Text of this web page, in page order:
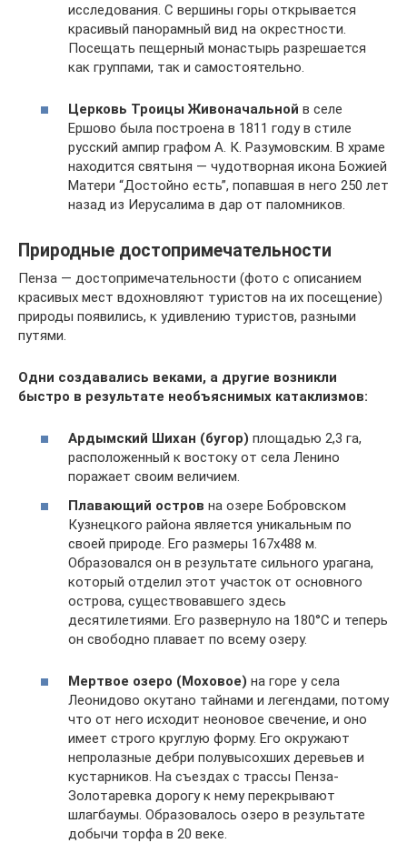
исследования. С вершины горы открывается
красивый панорамный вид на окрестности.
Посещать пещерный монастырь разрешается
как группами, так и самостоятельно.
Церковь Троицы Живоначальной в селе
Ершово была построена в 1811 году в стиле
русский ампир графом А. К. Разумовским. В храме
находится святыня — чудотворная икона Божией
Матери “Достойно есть”, попавшая в него 250 лет
назад из Иерусалима в дар от паломников.
Природные достопримечательности
Пенза — достопримечательности (фото с описанием
красивых мест вдохновляют туристов на их посещение)
природы появились, к удивлению туристов, разными
путями.
Одни создавались веками, а другие возникли
быстро в результате необъяснимых катаклизмов:
Ардымский Шихан (бугор) площадью 2,3 га,
расположенный к востоку от села Ленино
поражает своим величием.
Плавающий остров на озере Бобровском
Кузнецкого района является уникальным по
своей природе. Его размеры 167х488 м.
Образовался он в результате сильного урагана,
который отделил этот участок от основного
острова, существовавшего здесь
десятилетиями. Его развернуло на 180°C и теперь
он свободно плавает по всему озеру.
Мертвое озеро (Моховое) на горе у села
Леонидово окутано тайнами и легендами, потому
что от него исходит неоновое свечение, и оно
имеет строго круглую форму. Его окружают
непролазные дебри полувысохших деревьев и
кустарников. На съездах с трассы Пенза-
Золотаревка дорогу к нему перекрывают
шлагбаумы. Образовалось озеро в результате
добычи торфа в 20 веке.